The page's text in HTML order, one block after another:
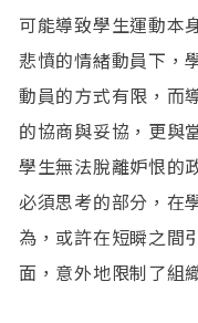
可能導致學生運動本
悲憤的情緒動員下，
動員的方式有限，而
的協商與妥協，更與
學生無法脫離妒恨的
必須思考的部分，在
為，或許在短瞬之間
面，意外地限制了組